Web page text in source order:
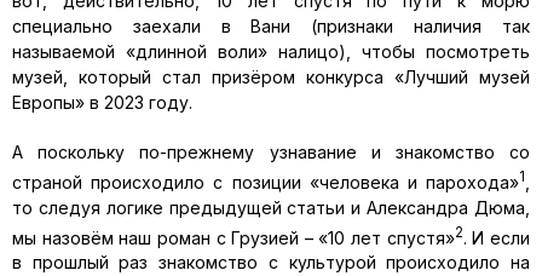
специально заехали в Вани (признаки наличия так
называемой «длинной воли» налицо), чтобы посмотреть
музей, который стал призёром конкурса «Лучший музей
Европы» в 2023 году.
А поскольку по-прежнему узнавание и знакомство со
страной происходило с позиции «человека и парохода»1
то следуя логике предыдущей статьи и Александра Дюма,
мы назовём наш роман с Грузией – «10 лет спустя»2 . И если
в прошлый раз знакомство с культурой происходило на